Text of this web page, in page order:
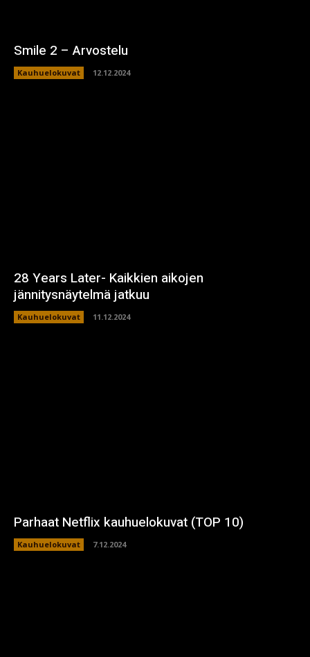
Smile 2 – Arvostelu
Kauhuelokuvat 12.12.2024
28 Years Later- Kaikkien aikojen
jännitysnäytelmä jatkuu
Kauhuelokuvat 11.12.2024
Parhaat Netflix kauhuelokuvat (TOP 10)
Kauhuelokuvat 7.12.2024